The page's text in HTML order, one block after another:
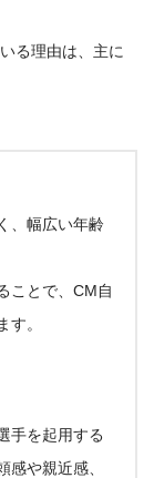
る理由は、主に
、幅広い年齢
ことで、 CM自
。
手を起用する
感や親近感、